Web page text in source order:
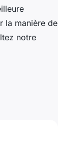
la manière de
notre